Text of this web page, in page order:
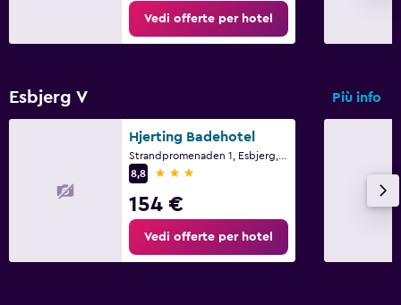
Vedi offerte per hotel
Esbjerg V Più info
Hjerting Badehotel
8,8
3 stelle
154 €
Vedi offerte per hotel